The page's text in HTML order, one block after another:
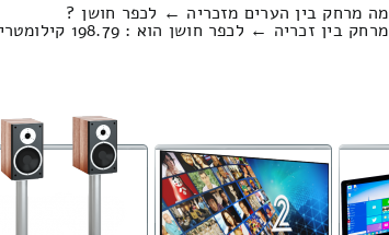
מה מרחק בין הערים מזכריה ← לכפר חושן ?
מרחק בין זכריה ← לכפר חושן הוא : 198.79 קילומטרים